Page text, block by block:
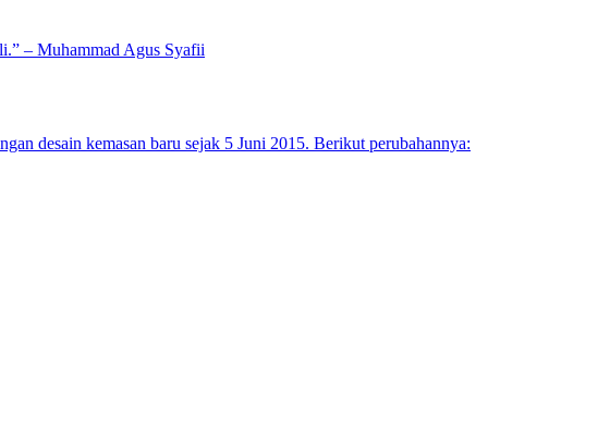
– Muhammad Agus Syafii
desain kemasan baru sejak 5 Juni 2015. Berikut perubahannya: